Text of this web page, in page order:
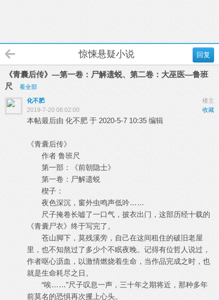
回复
惊悚悬疑小说
《青囊后传》—第一卷：尸解遗蜕、第二卷：大巫医—鲁班
尺
看全部
楼主
化不肥
收藏
2019-7-20 06:02:00
本帖最后由 化不肥 于 2020-5-7 10:35 编辑
《青囊后传》
作者 鲁班尺
第一部：《前朝隐士》
第一卷：尸解遗蜕
楔子：
夜色深沉，窗外虫鸣声低吟……
尺子掩卷长嘘了一口气，披衣出门，这部历经十载的
《青囊尸衣》终于写完了。
苍山脚下，莫残溪旁，自己在这间租住的破旧老屋
里，也不知熬过了多少个不眠夜晚。记得有位哲人说过，
作者呕心沥血，以激情燃烧着生命，当作品完成之时，也
就是生命耗尽之日。
“唉……”尺子叹息一声，三十年之期将近，那种多年
前莫名的恐惧再次攫上心头。